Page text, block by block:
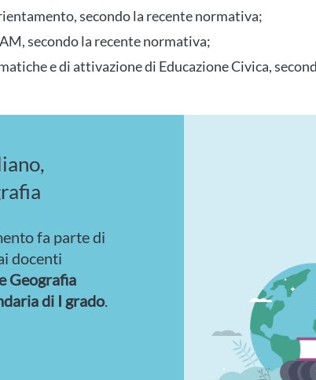
secondo la recente normativa;
secondo la recente normativa;
e di attivazione di Educazione Civica,
fa parte di
docenti
Geografia
di I grado.